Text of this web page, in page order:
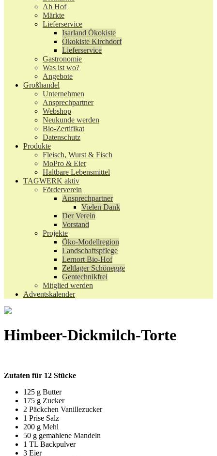
Ab Hof
Märkte
Lieferservice
Isarland Ökokiste
Ökokiste Kirchdorf
Lieferservice
Gastronomie
Was ist wo?
Angebote
Großhandel
Unternehmen
Ansprechpartner
Webshop
Neukunde werden
Bio-Zertifikat
Datenschutz
Produkte
Fleisch, Wurst & Fisch
MoPro & Eier
Haltbare Lebensmittel
TAGWERK aktiv
Förderverein
Ansprechpartner
Vielen Dank
Der Verein
Vorstand
Projekte
Öko-Modellregion
Landschaftspflege
Lernort Bio-Hof
Zeltlager Schönegge
Gentechnikfrei
Mitglied werden
Adventskalender
Himbeer-Dickmilch-Torte
Zutaten für 12 Stücke
125 g Butter
175 g Zucker
2 Päckchen Vanillezucker
1 Prise Salz
200 g Mehl
50 g gemahlene Mandeln
1 TL Backpulver
3 Eier